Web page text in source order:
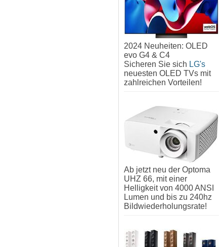
2024 Neuheiten: OLED
evo G4 & C4
Sicheren Sie sich LG's
neuesten OLED TVs mit
zahlreichen Vorteilen!
Ab jetzt neu der Optoma
UHZ 66, mit einer
Helligkeit von 4000 ANSI
Lumen und bis zu 240hz
Bildwiederholungsrate!